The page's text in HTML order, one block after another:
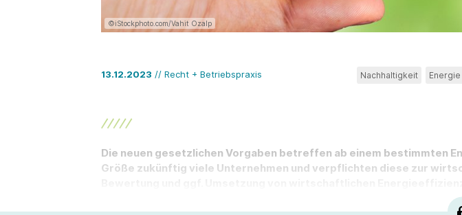
©iStockphoto.com/Vahit Ozalp
13.12.2023 // Recht + Betriebspraxis Nachhaltigkeit Energie
Die neuen gesetzlichen Vorgaben betreffen ab einem bestimmten
Größe zukünftig viele Unternehmen und verpflichten diese zur